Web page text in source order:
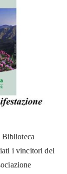
Biblioteca
i vincitori del